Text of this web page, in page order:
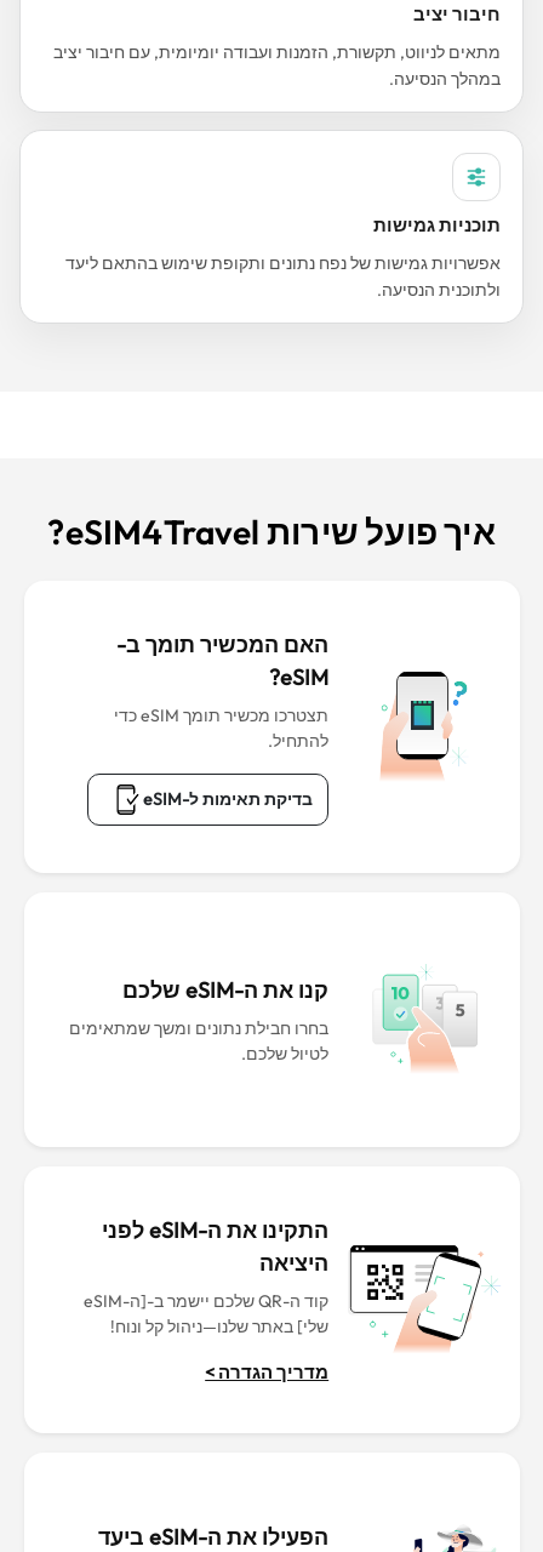
חיבור יציב
מתאים לניווט, תקשורת, הזמנות ועבודה יומיומית, עם חיבור יציב
במהלך הנסיעה.
תוכניות גמישות
אפשרויות גמישות של נפח נתונים ותקופת שימוש בהתאם ליעד
ולתוכנית הנסיעה.
איך פועל שירות eSIM4Travel?
האם המכשיר תומך ב-
eSIM?
תצטרכו מכשיר תומך eSIM כדי
להתחיל.
בדיקת תאימות ל-eSIM
קנו את ה-eSIM שלכם
בחרו חבילת נתונים ומשך שמתאימים
לטיול שלכם.
התקינו את ה-eSIM לפני
היציאה
קוד ה-QR שלכם יישמר ב-[ה-eSIM
שלי] באתר שלנו—ניהול קל ונוח!
מדריך הגדרה >
הפעילו את ה-eSIM ביעד